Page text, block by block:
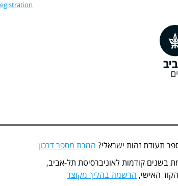
תעודת זהות ישראלי? המרת מספר דרכון
בשנים קודמות לאוניברסיטת תל-אביב,
האישי, הרשמה בהליך מקוצר